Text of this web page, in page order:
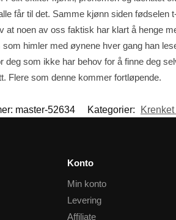
får til det. Samme kjønn siden
at noen av oss faktisk har klart å henge
himler med øynene hver gang han
som ikke har behov for å finne deg
Flere som denne kommer fortløpende.
master-52634 Kategorier:
Konto
Min konto
Levering
Affiliate